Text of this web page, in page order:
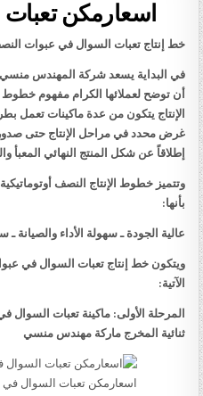
اسعارمكن
خط إنتاج تعبات السوال في عبوات
في البداية يسعد شركة المهندس منسي
أن توضح لعملائها الكرام مفهوم خطوط
الإنتاج يتكون من عدة ماكينات تعمل
غرض محدد في مراحل الإنتاج حتى صدور
إطلاقاً عن شكل المنتج النهائي المعبأ
وتتميز خطوط الإنتاج النصف
بأنها:
عالية الجودة ـ سهولة الأداء والصيانة ـ
ويتكون خط إنتاج تعبات السوال في
الآتية:
ثنائية المخرج ماركة مهندس منسي
اسعارمكن تعبات السوال